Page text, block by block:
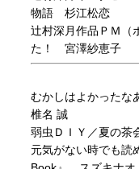
物語 杉江松恋
辻村深月作品ＰＭ（
た！ 宮澤紗恵子
むかしはよかったな
椎名 誠
弱虫ＤＩＹ／夏の
元気がない時でも読